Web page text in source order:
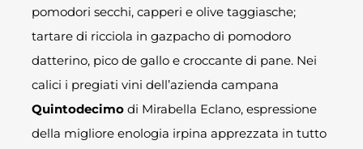
pomodori secchi, capperi e olive taggiasche;
tartare di ricciola in gazpacho di pomodoro
datterino, pico de gallo e croccante di pane. Nei
calici i pregiati vini dell’azienda campana
Quintodecimo di Mirabella Eclano, espressione
della migliore enologia irpina apprezzata in tutto